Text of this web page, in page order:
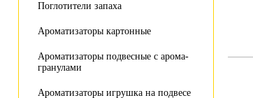
Поглотители запаха
Ароматизаторы картонные
Ароматизаторы подвесные с арома-
гранулами
Ароматизаторы игрушка на подвесе